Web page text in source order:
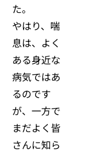
た。
やはり、喘
息は、よく
ある身近な
病気ではあ
るのです
が、一方で
まだよく皆
さんに知ら